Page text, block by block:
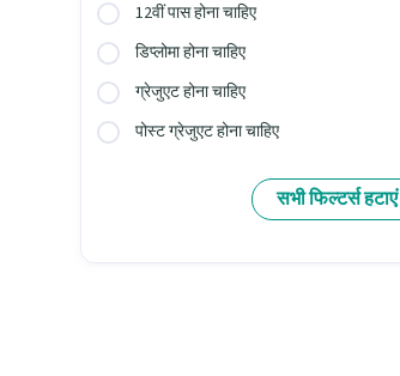
12वीं पास होना चाहिए
डिप्लोमा होना चाहिए
ग्रेजुएट होना चाहिए
पोस्ट ग्रेजुएट होना चाहिए
सभी फिल्टर्स हटाएं